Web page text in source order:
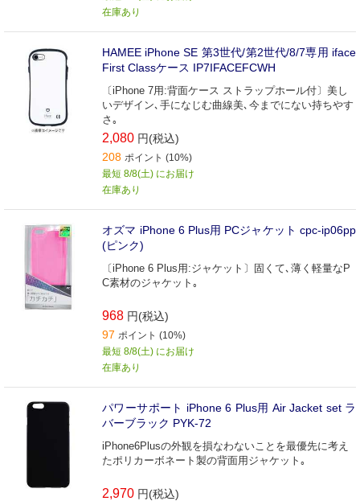
在庫あり
HAMEE iPhone SE 第3世代/第2世代/8/7専用 iface
First Classケース IP7IFACEFCWH
〔iPhone 7用:背面ケース ストラップホール付〕美し
いデザイン､手になじむ曲線美､今までにない持ちやす
さ｡
2,080 円(税込)
208 ポイント (10%)
最短 8/8(土) にお届け
在庫あり
オズマ iPhone 6 Plus用 PCジャケット cpc‐ip06pp
(ピンク)
〔iPhone 6 Plus用:ジャケット〕固くて､薄く軽量なP
C素材のジャケット｡
968 円(税込)
97 ポイント (10%)
最短 8/8(土) にお届け
在庫あり
パワーサポート iPhone 6 Plus用 Air Jacket set ラ
バーブラック PYK‐72
iPhone6Plusの外観を損なわないことを最優先に考え
たポリカーボネート製の背面用ジャケット｡
2,970 円(税込)